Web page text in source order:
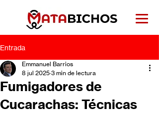
Entrada
Fumigadores de
Cucarachas: Técnicas
Emmanuel Barrios
8 jul 2025 3 min de lectura